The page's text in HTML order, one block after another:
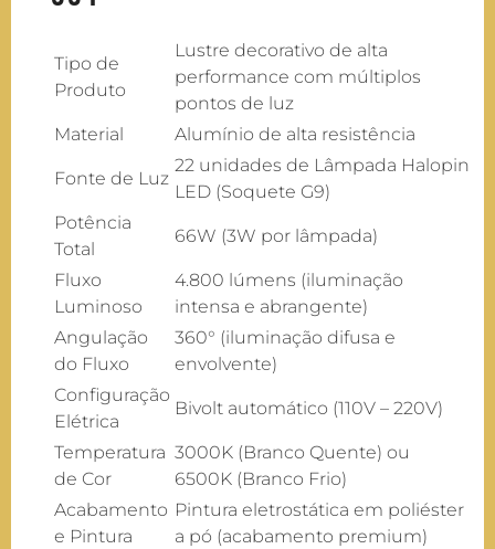
Tipo de
Produto
Lustre decorativo de alta
performance com múltiplos
pontos de luz
Material
Alumínio de alta resistência
Fonte de Luz
22 unidades de Lâmpada Halopin
LED (Soquete G9)
Potência
Total
66W (3W por lâmpada)
Fluxo
Luminoso
4.800 lúmens (iluminação
intensa e abrangente)
Angulação
do Fluxo
360° (iluminação difusa e
envolvente)
Configuração
Elétrica
Bivolt automático (110V – 220V)
Temperatura
de Cor
3000K (Branco Quente) ou
6500K (Branco Frio)
Acabamento
e Pintura
Pintura eletrostática em poliéster
a pó (acabamento premium)